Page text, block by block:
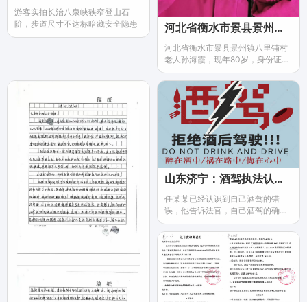
游客实拍长治八泉峡狭窄登山石
阶，步道尺寸不达标暗藏安全隐患
河北省衡水市景县景州镇八里铺村80岁老人孙海霞家农村责任田土地，被同村村霸李延生强行霸占，荒芜三十年
河北省衡水市景县景州镇八里铺村
老人孙海霞，现年80岁，身份证号
码：133030194608150129，诉
求，被同村村霸李延生与原村支书
张书元勾结，非法霸占农村责任田
土地，长达30年，现在荒芜耕种，
山东济宁：酒驾执法认定存瑕疵，法院理应把好裁判关
任某某已经认识到自己酒驾的错
误，他告诉法官，自己酒驾的确不
对，教训非常深刻；但是任某某也
说自己酒驾并不能降低案件的侦办
标准，更不能降低证据采信的法定
标准，他恳请二审法院作出公平正
义的裁判。